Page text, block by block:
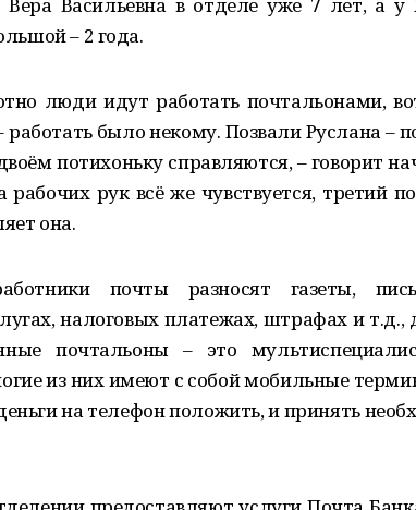
– 2 года.
люди идут работать почтальонами,
было некому. Позвали Руслана –
потихоньку справляются, – говорит
рабочих рук всё же чувствуется, третий
она.
почты разносят газеты,
налоговых платежах, штрафах и т.д.,
почтальоны – это
из них имеют с собой мобильные
на телефон положить, и принять